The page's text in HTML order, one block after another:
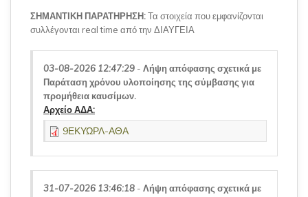
ΣΗΜΑΝΤΙΚΗ ΠΑΡΑΤΗΡΗΣΗ:Τα στοιχεία που εμφανίζονται
συλλέγονται real time από την ΔΙΑΥΓΕΙΑ
03-08-2026 12:47:29 - Λήψη απόφασης σχετικά με
Παράταση χρόνου υλοποίησης της σύμβασης για
προμήθεια καυσίμων.
Αρχείο ΑΔΑ:
9ΕΚΥΩΡΛ-ΑΘΑ
31-07-2026 13:46:18 - Λήψη απόφασης σχετικά με